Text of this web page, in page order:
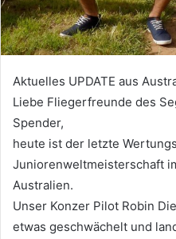
Aktuelles UPDATE aus
Liebe Fliegerfreunde des
Spender,
heute ist der letzte
Juniorenweltmeisterschaft
Australien.
Unser Konzer Pilot Robin
etwas geschwächelt und